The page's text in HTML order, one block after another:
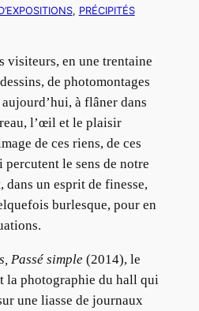
, PRÉCIPITÉS
visiteurs, en une trentaine
de photomontages
à flâner dans
l’œil et le plaisir
de ces riens, de ces
le sens de notre
un esprit de finesse,
burlesque, pour en
Passé simple(2014), le
la photographie du hall qui
une liasse de journaux